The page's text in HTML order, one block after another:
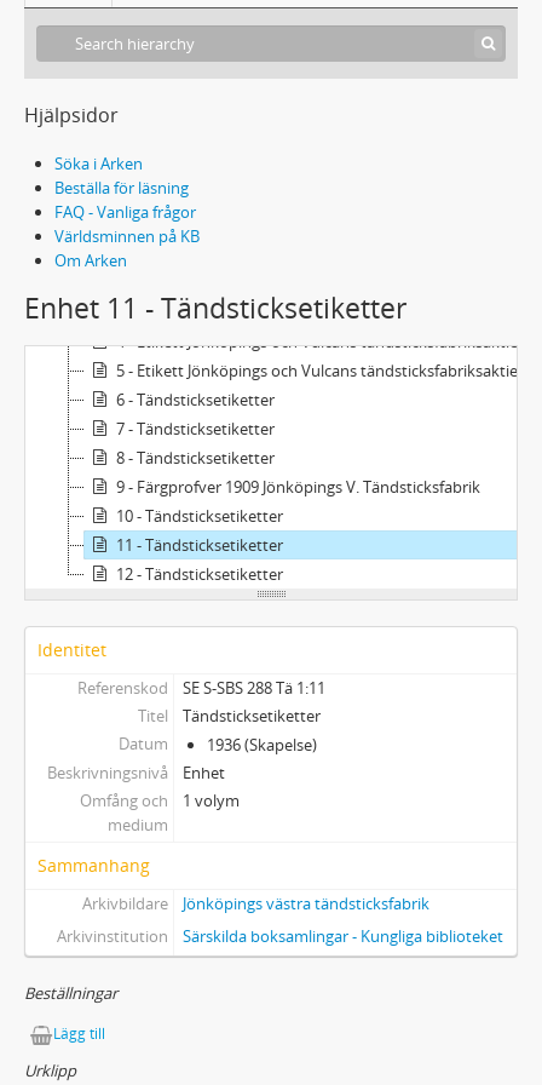
Hjälpsidor
Söka i Arken
Beställa för läsning
FAQ - Vanliga frågor
Världsminnen på KB
Om Arken
Enhet 11 - Tändsticksetiketter
288 Tä 1 - Tändsticksetiketter
1 - Etikettbok Jönköpings och Vulcans tändsticksfabriksaktiebolag 1-1506
3 - Etikett Jönköpings och Vulcans tändsticksfabriksaktiebolag 3541-5955
4 - Etikett Jönköpings och Vulcans tändsticksfabriksaktiebolag 5956-7291
5 - Etikett Jönköpings och Vulcans tändsticksfabriksaktiebolag 7292-8521
6 - Tändsticksetiketter
7 - Tändsticksetiketter
8 - Tändsticksetiketter
9 - Färgprofver 1909 Jönköpings V. Tändsticksfabrik
10 - Tändsticksetiketter
11 - Tändsticksetiketter
12 - Tändsticksetiketter
Identitet
Referenskod
SE S-SBS 288 Tä 1:11
Titel
Tändsticksetiketter
Datum
1936 (Skapelse)
Beskrivningsnivå
Enhet
Omfång och
medium
1 volym
Sammanhang
Arkivbildare
Jönköpings västra tändsticksfabrik
Arkivinstitution
Särskilda boksamlingar - Kungliga biblioteket
Beställningar
Lägg till
Urklipp